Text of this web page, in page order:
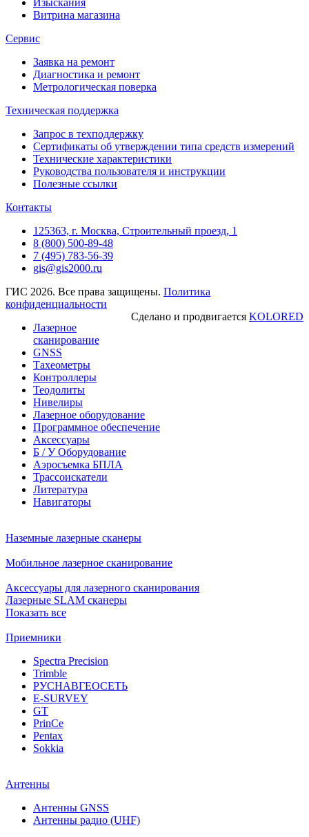
Витрина магазина
Сервис
Заявка на ремонт
Диагностика и ремонт
Метрологическая поверка
Техническая поддержка
Запрос в техподдержку
Сертификаты об утверждении типа средств измерений
Технические характеристики
Руководства пользователя и инструкции
Полезные ссылки
Контакты
125363, г. Москва, Строительный проезд, 1
8 (800) 500-89-48
7 (495) 783-56-39
gis@gis2000.ru
ГИС 2026. Все права защищены. Политика
конфиденциальности
Сделано и продвигается KOLORED
Лазерное
сканирование
GNSS
Тахеометры
Контроллеры
Теодолиты
Нивелиры
Лазерное оборудование
Программное обеспечение
Аксессуары
Б / У Оборудование
Аэросъемка БПЛА
Трассоискатели
Литература
Навигаторы
Наземные лазерные сканеры
Мобильное лазерное сканирование
Аксессуары для лазерного сканирования
Лазерные SLAM сканеры
Показать все
Приемники
Spectra Precision
Trimble
РУСНАВГЕОСЕТЬ
E-SURVEY
GT
PrinCe
Pentax
Sokkia
Антенны
Антенны GNSS
Антенны радио (UHF)